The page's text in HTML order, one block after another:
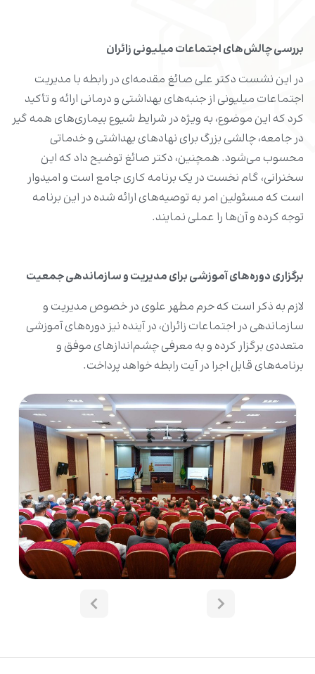
بررسی چالش‌های اجتماعات میلیونی زائران
در این نشست دکتر علی صائغ مقدمه‌ای در رابطه با مدیریت
اجتماعات میلیونی از جنبه‌های بهداشتی و درمانی ارائه و تأکید
کرد که این موضوع، به ویژه در شرایط شیوع بیماری‌های همه گیر
در جامعه، چالشی بزرگ برای نهادهای بهداشتی و خدماتی
محسوب می‌شود. همچنین، دکتر صائغ توضیح داد که این
سخنرانی، گام نخست در یک برنامه کاری جامع است و امیدوار
است که مسئولین امر به توصیه‌های ارائه شده در این برنامه
توجه کرده و آن‌ها را عملی نمایند.
برگزاری دوره‌های آموزشی برای مدیریت و سازماندهی جمعیت
لازم به ذکر است که حرم مطهر علوی در خصوص مدیریت و
سازماندهی در اجتماعات زائران، در آینده نیز دوره‌های آموزشی
متعددی برگزار کرده و به معرفی چشم‌اندازهای موفق و
برنامه‌های قابل اجرا در آیت رابطه خواهد پرداخت.